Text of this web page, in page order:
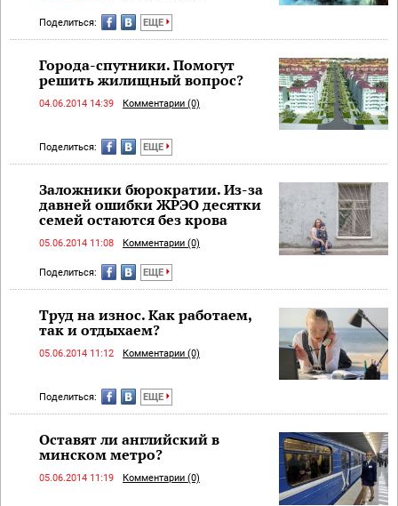
Поделиться: ЕЩЕ
Города-спутники. Помогут
решить жилищный вопрос?
04.06.2014 14:39 Комментарии (0)
Поделиться: ЕЩЕ
Заложники бюрократии. Из-за
давней ошибки ЖРЭО десятки
семей остаются без крова
05.06.2014 11:08 Комментарии (0)
Поделиться: ЕЩЕ
Труд на износ. Как работаем,
так и отдыхаем?
05.06.2014 11:12 Комментарии (0)
Поделиться: ЕЩЕ
Оставят ли английский в
минском метро?
05.06.2014 11:19 Комментарии (0)